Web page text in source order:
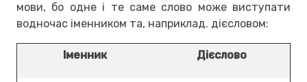
мови, бо одне і те саме слово може виступати
водночас іменником та, наприклад. дієсловом:
Іменник Дієслово